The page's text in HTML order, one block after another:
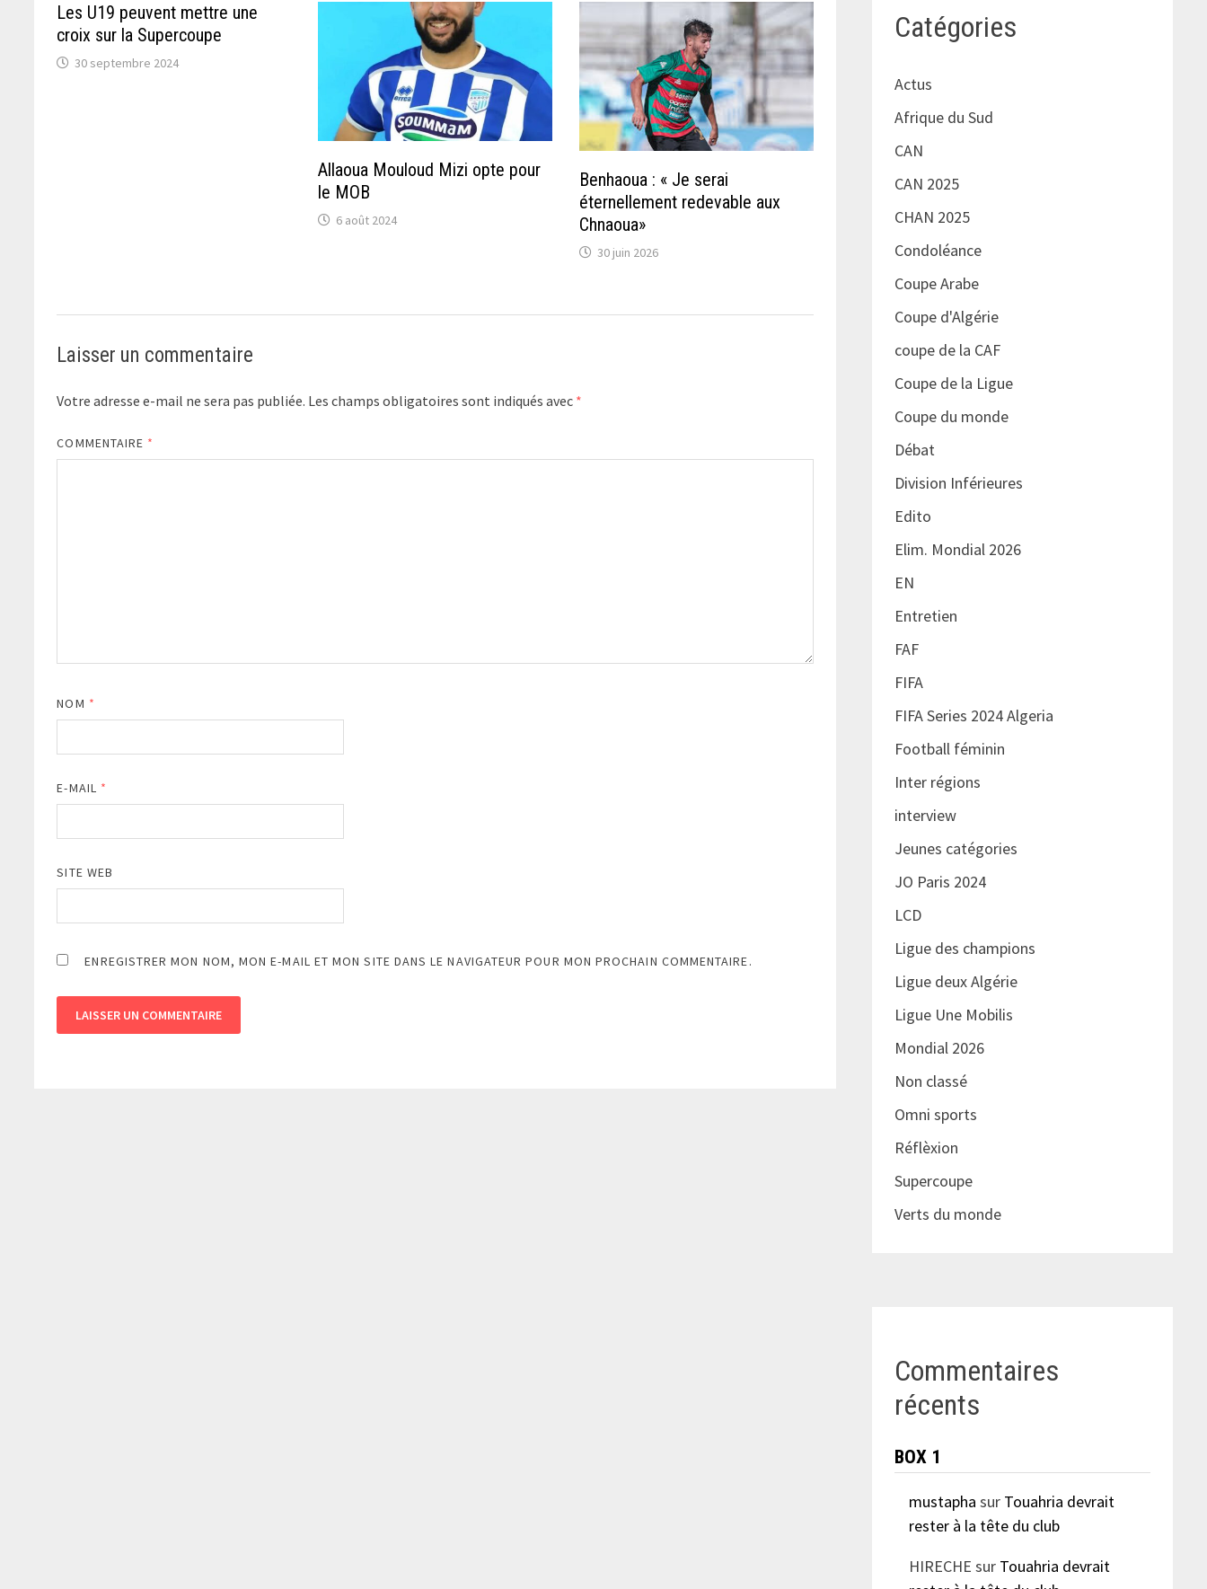
Les U19 peuvent mettre une
croix sur la Supercoupe
30 septembre 2024
Allaoua Mouloud Mizi opte pour
le MOB
6 août 2024
Benhaoua : « Je serai
éternellement redevable aux
Chnaoua»
30 juin 2026
Laisser un commentaire
Votre adresse e-mail ne sera pas publiée. Les champs obligatoires sont indiqués avec *
COMMENTAIRE *
NOM *
E-MAIL *
SITE WEB
ENREGISTRER MON NOM, MON E-MAIL ET MON SITE DANS LE NAVIGATEUR POUR MON PROCHAIN COMMENTAIRE.
Catégories
Actus
Afrique du Sud
CAN
CAN 2025
CHAN 2025
Condoléance
Coupe Arabe
Coupe d'Algérie
coupe de la CAF
Coupe de la Ligue
Coupe du monde
Débat
Division Inférieures
Edito
Elim. Mondial 2026
EN
Entretien
FAF
FIFA
FIFA Series 2024 Algeria
Football féminin
Inter régions
interview
Jeunes catégories
JO Paris 2024
LCD
Ligue des champions
Ligue deux Algérie
Ligue Une Mobilis
Mondial 2026
Non classé
Omni sports
Réflèxion
Supercoupe
Verts du monde
Commentaires
récents
BOX 1
mustapha sur Touahria devrait
rester à la tête du club
HIRECHE sur Touahria devrait